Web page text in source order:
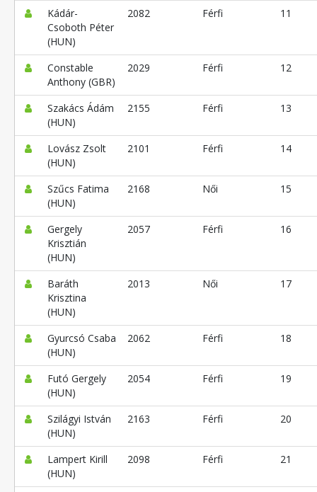
Kádár-
Csoboth Péter
(HUN)
2082 Férfi 11
Constable
Anthony (GBR)
2029 Férfi 12
Szakács Ádám
(HUN)
2155 Férfi 13
Lovász Zsolt
(HUN)
2101 Férfi 14
Szűcs Fatima
(HUN)
2168 Női 15
Gergely
Krisztián
(HUN)
2057 Férfi 16
Baráth
Krisztina
(HUN)
2013 Női 17
Gyurcsó Csaba
(HUN)
2062 Férfi 18
Futó Gergely
(HUN)
2054 Férfi 19
Szilágyi István
(HUN)
2163 Férfi 20
Lampert Kirill
(HUN)
2098 Férfi 21